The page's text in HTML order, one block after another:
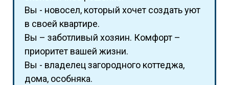
Вы - новосел, который хочет создать уют
в своей квартире.
Вы – заботливый хозяин. Комфорт –
приоритет вашей жизни.
Вы - владелец загородного коттеджа,
дома, особняка.